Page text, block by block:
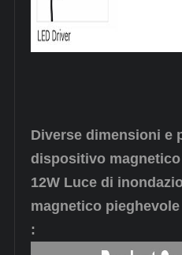
Diverse dimensioni e
dispositivo
12W Luce di
magnetico
: